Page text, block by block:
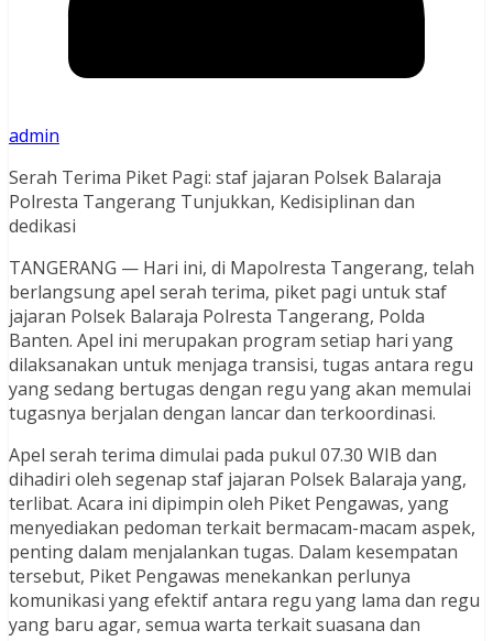
admin
Serah Terima Piket Pagi: staf jajaran Polsek Balaraja
Polresta Tangerang Tunjukkan, Kedisiplinan dan
dedikasi
TANGERANG — Hari ini, di Mapolresta Tangerang, telah
berlangsung apel serah terima, piket pagi untuk staf
jajaran Polsek Balaraja Polresta Tangerang, Polda
Banten. Apel ini merupakan program setiap hari yang
dilaksanakan untuk menjaga transisi, tugas antara regu
yang sedang bertugas dengan regu yang akan memulai
tugasnya berjalan dengan lancar dan terkoordinasi.
Apel serah terima dimulai pada pukul 07.30 WIB dan
dihadiri oleh segenap staf jajaran Polsek Balaraja yang,
terlibat. Acara ini dipimpin oleh Piket Pengawas, yang
menyediakan pedoman terkait bermacam-macam aspek,
penting dalam menjalankan tugas. Dalam kesempatan
tersebut, Piket Pengawas menekankan perlunya
komunikasi yang efektif antara regu yang lama dan regu
yang baru agar, semua warta terkait suasana dan